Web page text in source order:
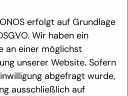
erfolgt auf Grundlage
Wir haben ein
an einer möglichst
unserer Website. Sofern
abgefragt wurde,
ausschließlich auf